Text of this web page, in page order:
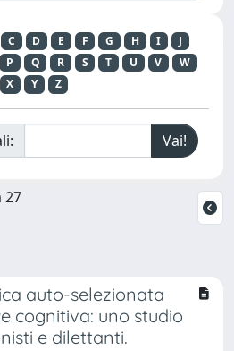
C D E F G H I
J
P Q R S T U V
W
X
Y Z
27
auto-selezionata
cognitiva: uno studio
e dilettanti.